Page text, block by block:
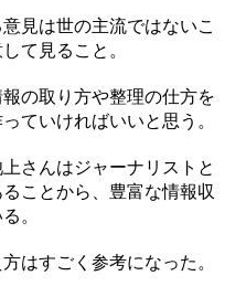
見は世の主流ではないこ
て見ること。
の取り方や整理の仕方を
ていければいいと思う。
さんはジャーナリストと
ことから、豊富な情報収
。
はすごく参考になった。